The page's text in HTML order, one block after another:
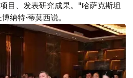
目、发表研究成果。"哈萨克斯坦
纳特·蒂莫西说。